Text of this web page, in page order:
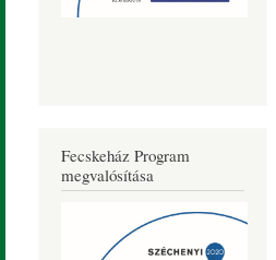
Fecskeház Program
megvalósítása